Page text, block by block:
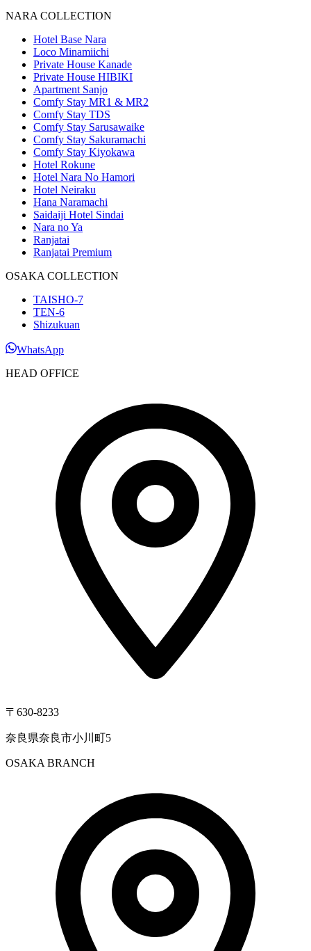
NARA COLLECTION
Hotel Base Nara
Loco Minamiichi
Private House Kanade
Private House HIBIKI
Apartment Sanjo
Comfy Stay MR1 & MR2
Comfy Stay TDS
Comfy Stay Sarusawaike
Comfy Stay Sakuramachi
Comfy Stay Kiyokawa
Hotel Rokune
Hotel Nara No Hamori
Hotel Neiraku
Hana Naramachi
Saidaiji Hotel Sindai
Nara no Ya
Ranjatai
Ranjatai Premium
OSAKA COLLECTION
TAISHO-7
TEN-6
Shizukuan
WhatsApp
HEAD OFFICE
〒630-8233
奈良県奈良市小川町5
OSAKA BRANCH